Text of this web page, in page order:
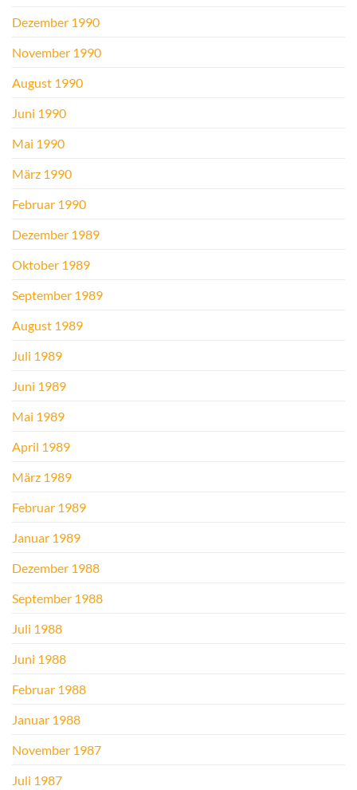
Dezember 1990
November 1990
August 1990
Juni 1990
Mai 1990
März 1990
Februar 1990
Dezember 1989
Oktober 1989
September 1989
August 1989
Juli 1989
Juni 1989
Mai 1989
April 1989
März 1989
Februar 1989
Januar 1989
Dezember 1988
September 1988
Juli 1988
Juni 1988
Februar 1988
Januar 1988
November 1987
Juli 1987